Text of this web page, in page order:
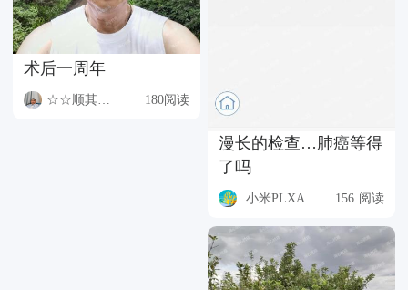
术后一周年
☆☆顺其自然☆☆ 180阅读
漫长的检查…肺癌等得
了吗
小米PLXA 156 阅读